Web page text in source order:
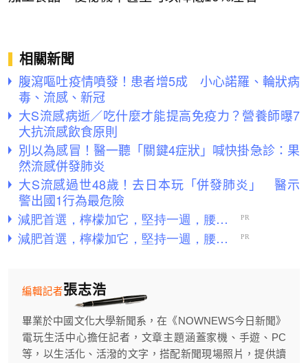
相關新聞
腹瀉嘔吐疫情噴發！患者增5成 小心諾羅、輪狀病
毒、流感、新冠
大S流感病逝／吃什麼才能提高免疫力？營養師曝7
大抗流感飲食原則
別以為感冒！醫一聽「關鍵4症狀」喊快掛急診：果
然流感併發肺炎
大S流感過世48歲！去日本玩「併發肺炎」 醫示
警出國1行為最危險
張志浩
編輯記者
畢業於中國文化大學新聞系，在《NOWNEWS今日新聞》
電玩生活中心擔任記者，文章主題涵蓋家機、手遊、PC
等，以生活化、活潑的文字，搭配新聞現場照片，提供讀